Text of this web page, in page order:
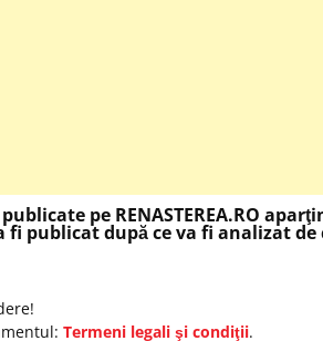
pe RENASTEREA.RO
publicat după ce va fi analizat
Termeni legali şi condiţii.